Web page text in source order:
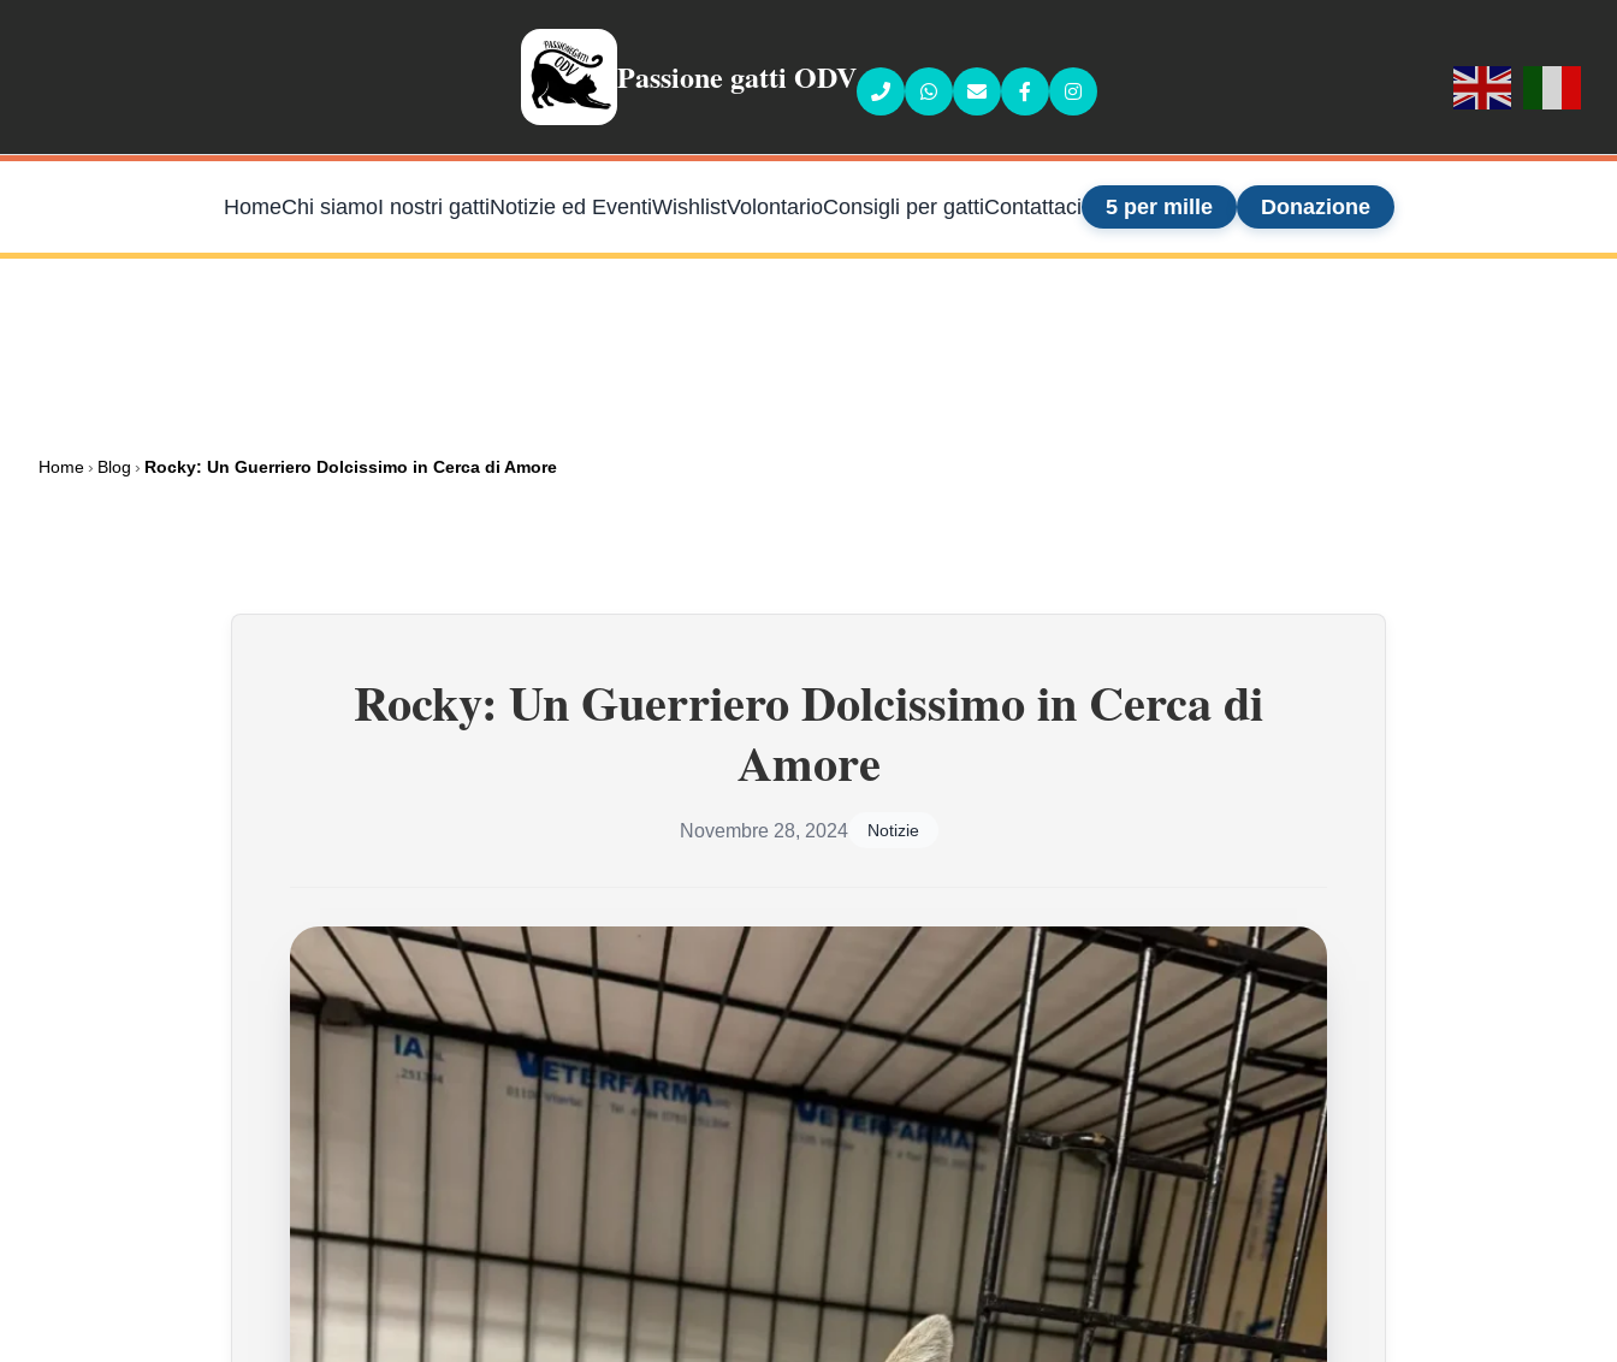
Passione gatti ODV
FacebookInstagram
HomeChi siamoI nostri gattiNotizie ed EventiWishlistVolontarioConsigli per gattiContattaci 5 per mille Donazione
Home › Blog › Rocky: Un Guerriero Dolcissimo in Cerca di Amore
Rocky: Un Guerriero Dolcissimo in Cerca di
Amore
Novembre 28, 2024 Notizie